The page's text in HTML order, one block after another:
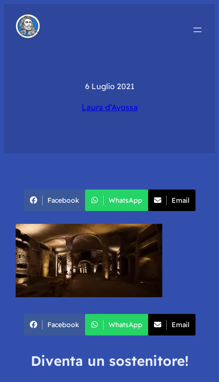
6 Luglio 2021
Laura d’Avossa
Facebook WhatsApp Email
Facebook WhatsApp Email
Diventa un sostenitore!